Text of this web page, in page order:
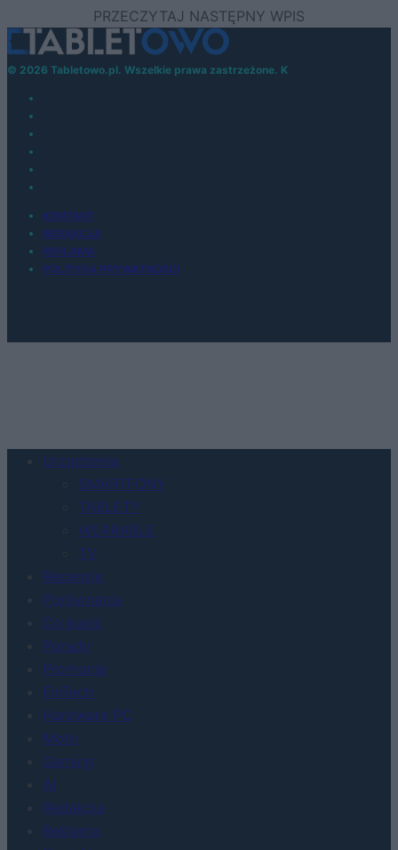
© 2026 Tabletowo.pl. Wszelkie prawa zastrzeżone. K
KONTAKT
REDAKCJA
REKLAMA
POLITYKA PRYWATNOŚCI
Urządzenia
SMARTFONY
TABLETY
WEARABLE
TV
Recenzje
Porównania
Co kupić
Porady
Promocje
FinTech
Hardware PC
Moto
Gaming
AI
Redakcja
Reklama